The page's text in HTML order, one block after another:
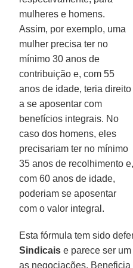
mulheres e homens.
Assim, por exemplo, uma
mulher precisa ter no
mínimo 30 anos de
contribuição e, com 55
anos de idade, teria direito
a se aposentar com
benefícios integrais. No
caso dos homens, eles
precisariam ter no mínimo
35 anos de recolhimento e,
com 60 anos de idade,
poderiam se aposentar
com o valor integral.
Esta fórmula tem sido
Sindicais e parece ser
as negociações.